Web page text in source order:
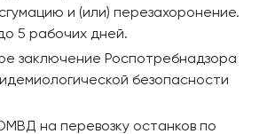
и (или) перезахоронение.
5 рабочих дней.
заключение Роспотребнадзора
безопасности
на перевозку останков по